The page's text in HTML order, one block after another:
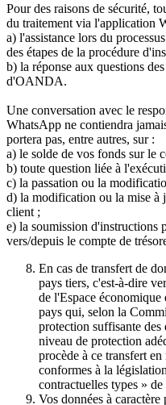
Pour des raisons de sécurité,
du traitement via l'application
a) l'assistance lors du
des étapes de la procédure
b) la réponse aux questions
d'OANDA.
Une conversation avec le
WhatsApp ne contiendra
portera pas, entre autres, sur :
a) le solde de vos fonds sur le
b) toute question liée à
c) la passation ou la
d) la modification ou la mise à
client ;
e) la soumission d'instructions
vers/depuis le compte de
En cas de transfert de
pays tiers, c'est-à-dire
de l'Espace économique
pays qui, selon la
protection suffisante des
niveau de protection
procède à ce transfert
conformes à la
contractuelles types »
Vos données à